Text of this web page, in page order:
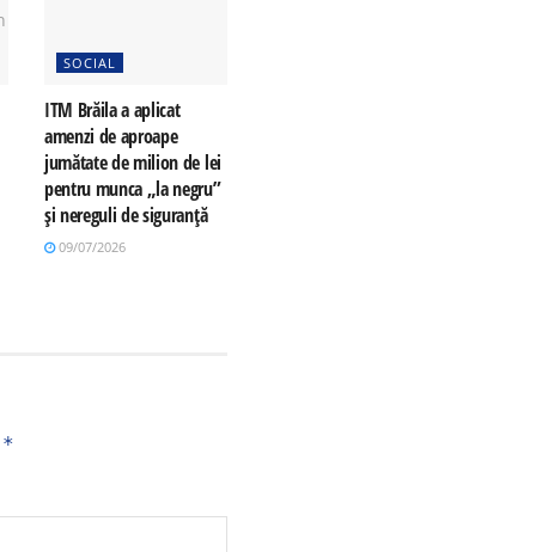
SOCIAL
ITM Brăila a aplicat
amenzi de aproape
jumătate de milion de lei
pentru munca „la negru”
și nereguli de siguranță
09/07/2026
*